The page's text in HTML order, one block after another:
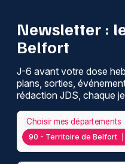
Newsletter :
Belfort
J-6 avant votre dose
plans, sorties,
rédaction JDS, chaque
90 - Territoire de Belfort
Choisir mes départements